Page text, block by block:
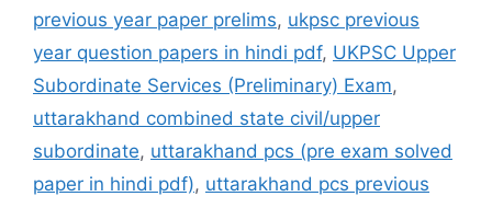
previous year paper prelims, ukpsc previous
year question papers in hindi pdf, UKPSC Upper
Subordinate Services (Preliminary) Exam,
uttarakhand combined state civil/upper
subordinate, uttarakhand pcs (pre exam solved
paper in hindi pdf), uttarakhand pcs previous